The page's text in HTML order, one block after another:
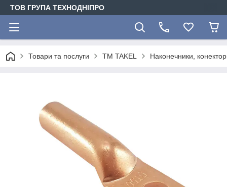
ТОВ ГРУПА ТЕХНОДНІПРО
Товари та послуги TM TAKEL Наконечники,